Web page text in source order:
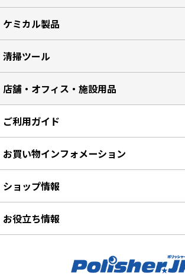
ケミカル製品
清掃ツール
店舗・オフィス・施設用品
ご利用ガイド
お買い物インフォメーション
ショップ情報
お役立ち情報